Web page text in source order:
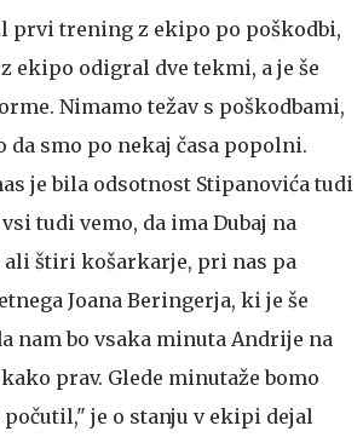
prvi trening z ekipo po poškodbi,
ekipo odigral dve tekmi, a je še
Nimamo težav s poškodbami,
da smo po nekaj časa popolni.
je bila odsotnost Stipanovića tudi
tudi vemo, da ima Dubaj na
štiri košarkarje, pri nas pa
Joana Beringerja, ki je še
nam bo vsaka minuta Andrije na
prav. Glede minutaže bomo
je o stanju v ekipi dejal